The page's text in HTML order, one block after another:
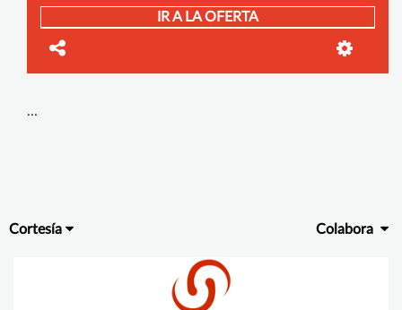
IR A LA OFERTA
...
Cortesía Colabora